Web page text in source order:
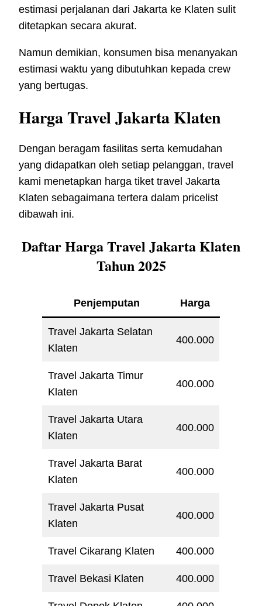
estimasi perjalanan dari Jakarta ke Klaten sulit
ditetapkan secara akurat.
Namun demikian, konsumen bisa menanyakan
estimasi waktu yang dibutuhkan kepada crew
yang bertugas.
Harga Travel Jakarta Klaten
Dengan beragam fasilitas serta kemudahan
yang didapatkan oleh setiap pelanggan, travel
kami menetapkan harga tiket travel Jakarta
Klaten sebagaimana tertera dalam pricelist
dibawah ini.
Daftar Harga Travel Jakarta Klaten
Tahun 2025
Penjemputan Harga
Travel Jakarta Selatan
Klaten
400.000
Travel Jakarta Timur
Klaten
400.000
Travel Jakarta Utara
Klaten
400.000
Travel Jakarta Barat
Klaten
400.000
Travel Jakarta Pusat
Klaten
400.000
Travel Cikarang Klaten 400.000
Travel Bekasi Klaten 400.000